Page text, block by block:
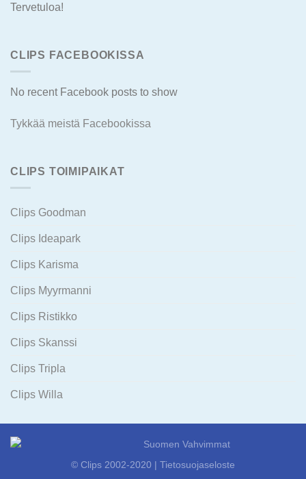
Tervetuloa!
CLIPS FACEBOOKISSA
No recent Facebook posts to show
Tykkää meistä Facebookissa
CLIPS TOIMIPAIKAT
Clips Goodman
Clips Ideapark
Clips Karisma
Clips Myyrmanni
Clips Ristikko
Clips Skanssi
Clips Tripla
Clips Willa
© Clips 2002-2020 | Tietosuojaseloste